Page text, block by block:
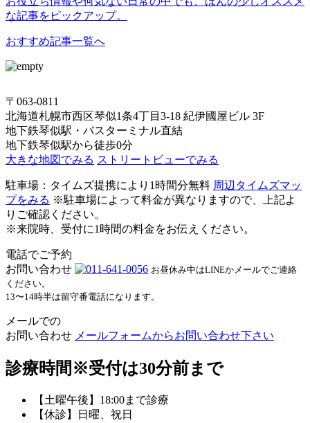
な記事をピックアップ。
おすすめ記事一覧へ
〒063-0811
北海道札幌市西区琴似1条4丁目3-18 紀伊國屋ビル 3F
地下鉄琴似駅・バスターミナル直結
地下鉄琴似駅から徒歩0分
大きな地図でみる ストリートビューでみる
駐車場：タイムズ提携により1時間分無料 周辺タイムズマッ
プをみる ※駐車場によって料金が異なりますので、上記よ
りご確認ください。
※来院時、受付に1時間の料金をお伝えください。
電話でご予約
お問い合わせ
お昼休み中はLINEかメールでご連絡
ください。
13〜14時半は留守番電話になります。
メールでの
お問い合わせ メールフォームからお問い合わせ下さい
診療時間 ※受付は30分前まで
【土曜午後】18:00まで診療
【休診】日曜、祝日